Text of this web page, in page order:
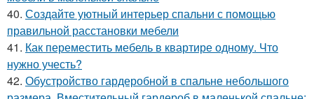
40. Создайте уютный интерьер спальни с помощью
правильной расстановки мебели
41. Как переместить мебель в квартире одному. Что
нужно учесть?
42. Обустройство гардеробной в спальне небольшого